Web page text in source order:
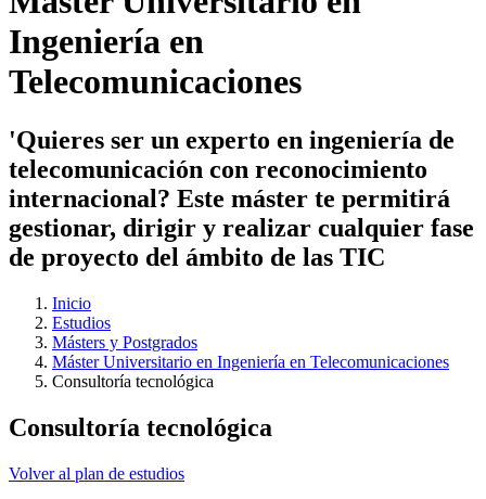
Ingeniería en
Telecomunicaciones
'Quieres ser un experto en ingeniería de
telecomunicación con reconocimiento
internacional? Este máster te permitirá
gestionar, dirigir y realizar cualquier fase
de proyecto del ámbito de las TIC
Inicio
Estudios
Másters y Postgrados
Máster Universitario en Ingeniería en Telecomunicaciones
Consultoría tecnológica
Consultoría tecnológica
Volver al plan de estudios